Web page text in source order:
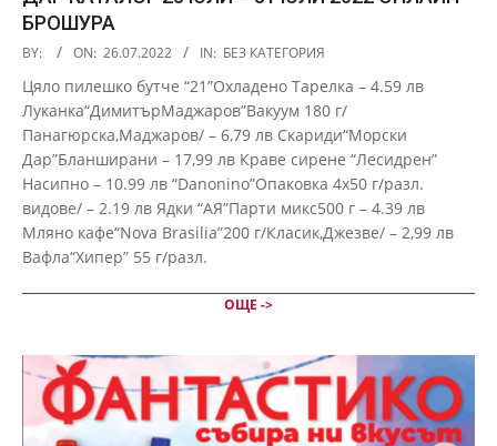
БРОШУРА
2022-
26
BY: ON: 26.07.2022 IN: БЕЗ КАТЕГОРИЯ
Цяло пилешко бутче “21”Охладено Тарелка – 4.59 лв
Луканка“ДимитърМаджаров”Вакуум 180 г/
Панагюрска,Маджаров/ – 6,79 лв Скариди“Морски
Дар”Бланширани – 17,99 лв Краве сирене “Лесидрен”
Насипно – 10.99 лв “Danonino”Опаковка 4х50 г/разл.
видове/ – 2.19 лв Ядки “АЯ”Парти микс500 г – 4.39 лв
Мляно кафе“Nova Brasilia”200 г/Класик,Джезве/ – 2,99 лв
Вафла“Хипер” 55 г/разл.
ОЩЕ ->